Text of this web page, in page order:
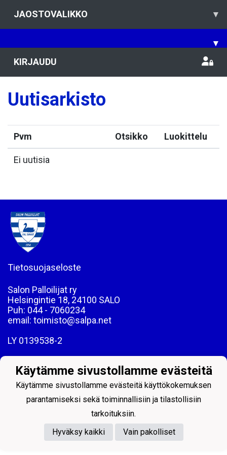
JAOSTOVALIKKO ▾
▾
KIRJAUDU
Uutisarkisto
Pvm Otsikko Luokittelu
Ei uutisia
Tietosuojaseloste
Salon Palloilijat ry
Helsingintie 18, 24100 SALO
Puh: 044 - 7060234
email: toimisto@salpa.net
LY 0139538-2
Powered by
Käytämme sivustollamme evästeitä
Käytämme sivustollamme evästeitä käyttökokemuksen
parantamiseksi sekä toiminnallisiin ja tilastollisiin
tarkoituksiin.
Hyväksy kaikki
Vain pakolliset